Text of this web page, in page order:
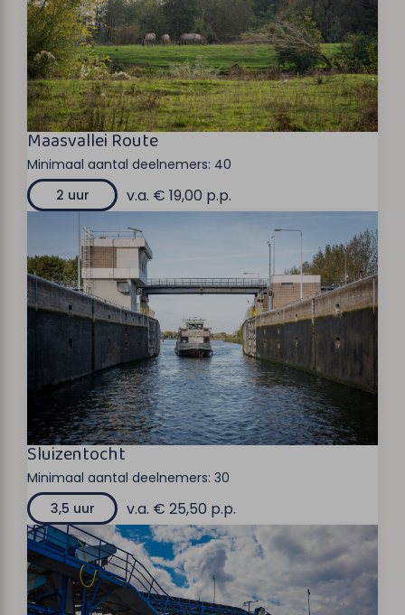
Maasvallei Route
Minimaal aantal deelnemers: 40
2 uur
v.a. € 19,00 p.p.
Sluizentocht
Minimaal aantal deelnemers: 30
3,5 uur
v.a. € 25,50 p.p.